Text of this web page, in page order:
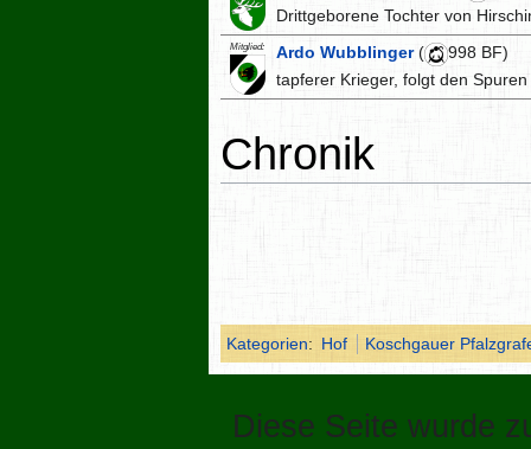
Drittgeborene Tochter von
Mitglied: Ardo Wubblinger(
998 BF)
tapferer Krieger, folgt den
Chronik
Kategorien: Hof Koschgauer
Diese Seite wurde